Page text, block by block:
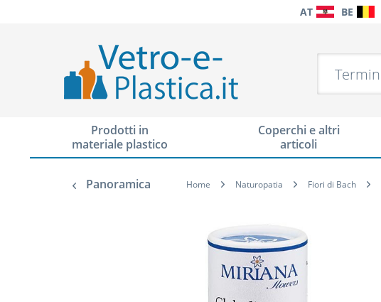
AT BE
Prodotti in
materiale plastico
Coperchi e altri
articoli
Panoramica Home Naturopatia Fiori di Bach